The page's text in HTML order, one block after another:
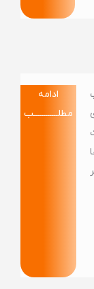
ادامه
مطلــــــــــــب